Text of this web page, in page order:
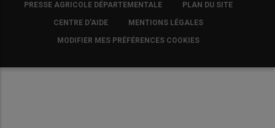
PRESSE AGRICOLE DÉPARTEMENTALE PLAN DU SITE
CENTRE D'AIDE MENTIONS LÉGALES
MODIFIER MES PRÉFÉRENCES COOKIES